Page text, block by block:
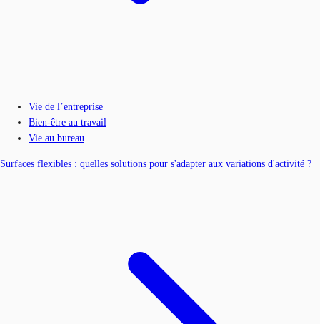
Vie de l’entreprise
Bien-être au travail
Vie au bureau
Surfaces flexibles : quelles solutions pour s'adapter aux variations d'activité ?